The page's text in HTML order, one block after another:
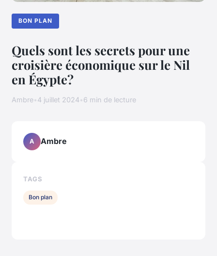
BON PLAN
Quels sont les secrets pour une
croisière économique sur le Nil
en Égypte?
Ambre•4 juillet 2024•6 min de lecture
A Ambre
TAGS
Bon plan